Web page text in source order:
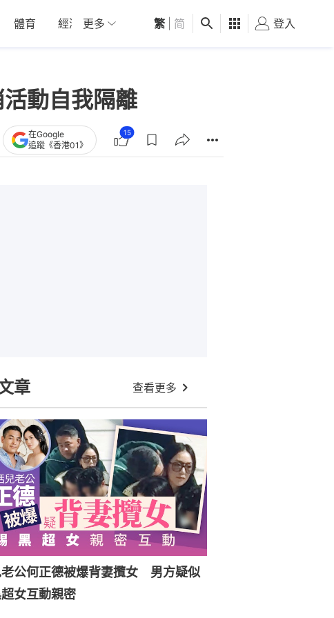
體育 經濟 01深圳 觀點 健康 好食玩飛
更多 繁 简 登入
動自我隔離
在Google
追蹤《香港01》
15
章 查看更多
公何正德被爆背妻攬女 男方疑似
女互動親密